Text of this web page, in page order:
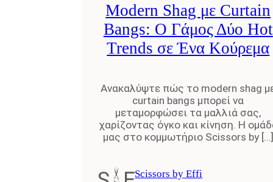
Modern Shag με Curtain
Bangs: Ο Γάμος Δύο Hot
Trends σε Ένα Κούρεμα
Ανακαλύψτε πώς το modern shag
curtain bangs μπορεί να
μεταμορφώσει τα μαλλιά σας,
χαρίζοντας όγκο και κίνηση. Η
μας στο κομμωτήριο Scissors by […]
Scissors by Effi